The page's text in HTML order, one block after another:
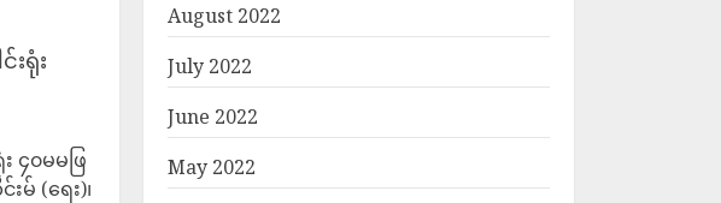
ရုံး
၄၀မမဖြ
(ရေး)၊
August 2022
July 2022
June 2022
May 2022